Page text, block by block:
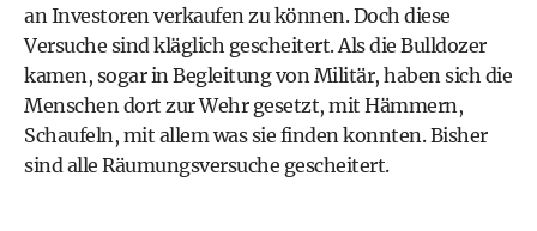
an Investoren verkaufen zu können. Doch diese
Versuche sind kläglich gescheitert. Als die Bulldozer
kamen, sogar in Begleitung von Militär, haben sich die
Menschen dort zur Wehr gesetzt, mit Hämmern,
Schaufeln, mit allem was sie finden konnten. Bisher
sind alle Räumungsversuche gescheitert.